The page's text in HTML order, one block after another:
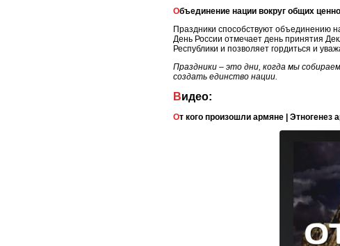
Объединение нации вокруг общих
Праздники способствуют объединению
День России отмечает день принятия
Республики и позволяет гордиться и
Праздники – это дни, когда мы
создать единство нации.
Видео:
От кого произошли армяне | Этногенез